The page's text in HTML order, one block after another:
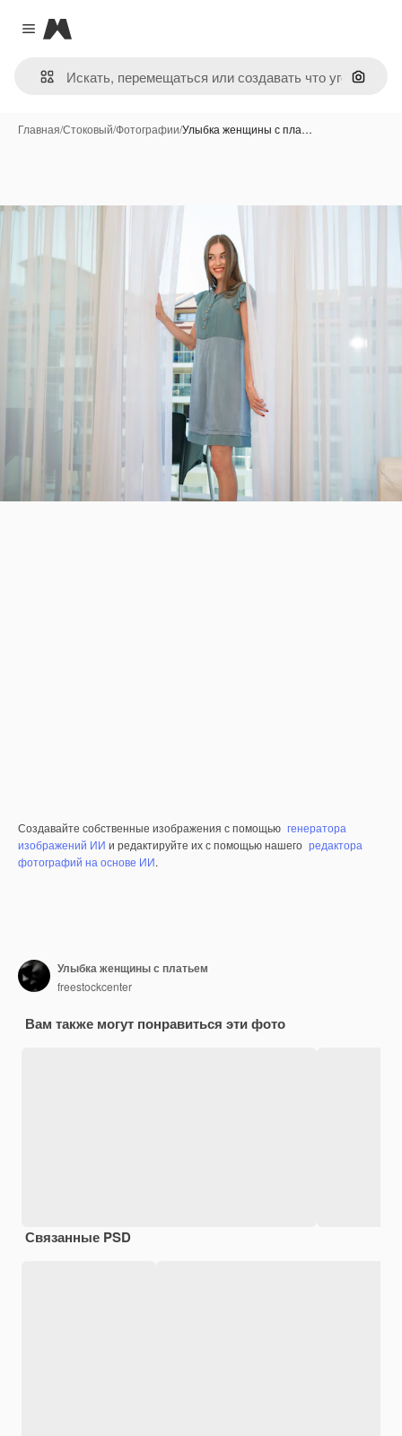
Close menu
Magnific
Поиск
Главная/Стоковый/Фотографии/Улыбка женщины с пла…
Создавайте собственные изображения с помощью генератора
изображений ИИ и редактируйте их с помощью нашего редактора
фотографий на основе ИИ.
Улыбка женщины с платьем
freestockcenter
Вам также могут понравиться эти фото
Связанные PSD